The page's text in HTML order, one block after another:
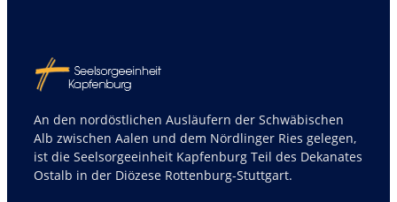
An den nordöstlichen Ausläufern der Schwäbischen
Alb zwischen Aalen und dem Nördlinger Ries gelegen,
ist die Seelsorgeeinheit Kapfenburg Teil des Dekanates
Ostalb in der Diözese Rottenburg-Stuttgart.